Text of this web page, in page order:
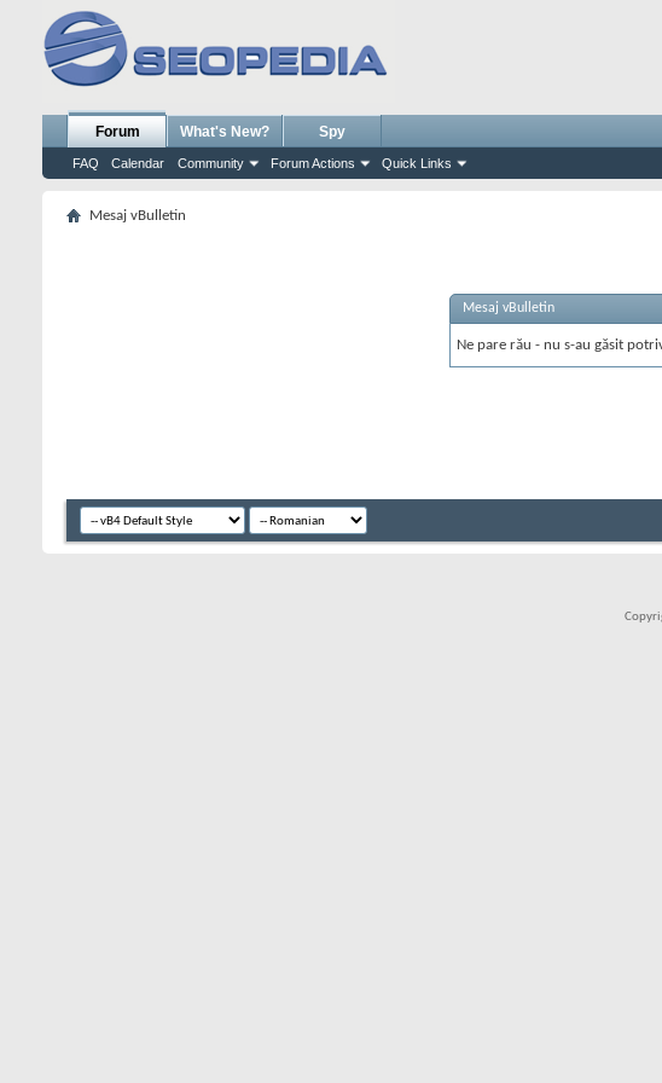
Forum
FAQ Calendar Community Forum Actions Quick Links
What's New? Spy
Mesaj vBulletin
Mesaj vBulletin
Ne pare rău - nu s-au găsit